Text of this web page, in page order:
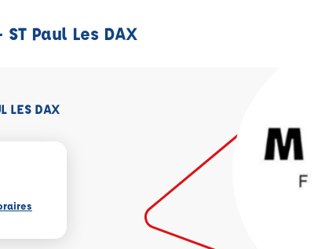
ST Paul Les DAX
LES DAX